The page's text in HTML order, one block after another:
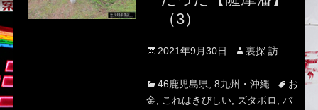
（3）
Posted
2021年9月30日 Author
裏探 訪
Categories
46鹿児島県 8九州・沖縄 Tags
お
金
これはきびしい, ズタボロ
バ